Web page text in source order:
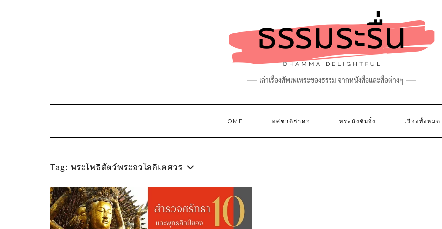
เล่าเรื่องสัพเพเหระของธรรม จากหนังสือและสื่อต่างๆ
HOME ทศชาติชาดก พระถังซัมจั๋ง เรื่องทั้งหมด
Tag: พระโพธิสัตว์พระอวโลกิเตศวร